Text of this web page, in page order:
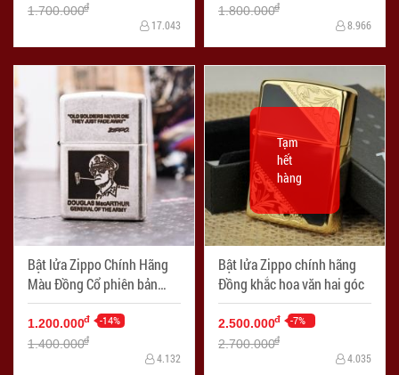
1.700.000đ
17.043
1.800.000đ
8.966
Bật lửa Zippo Chính Hãng
Màu Đồng Cổ phiên bản
MacArthur
1.200.000đ -14%
1.400.000đ
4.132
Bật lửa Zippo chính hãng
Đồng khắc hoa văn hai góc
Tạm
hết
hàng
2.500.000đ -7%
2.700.000đ
4.035